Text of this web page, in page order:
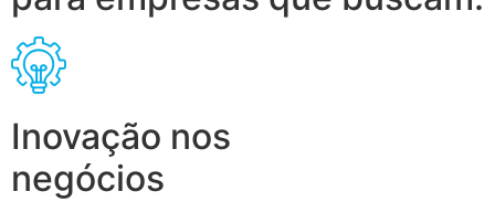
Inovação nos
negócios